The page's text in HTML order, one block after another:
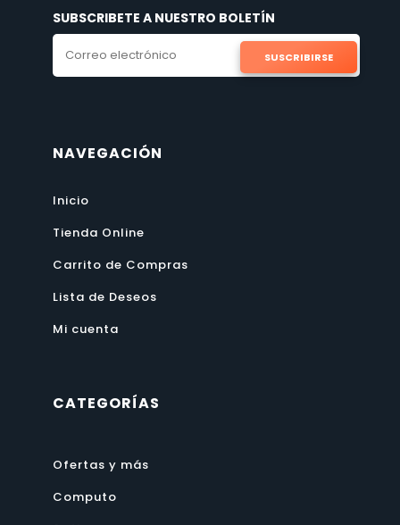
SUBSCRIBETE A NUESTRO BOLETÍN
SUSCRIBIRSE
NAVEGACIÓN
Inicio
Tienda Online
Carrito de Compras
Lista de Deseos
Mi cuenta
CATEGORÍAS
Ofertas y más
Computo